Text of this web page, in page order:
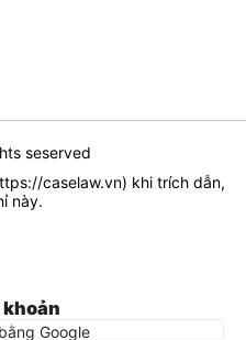
seserved
caselaw.vn) khi trích dẫn,
này.
khoản
Google